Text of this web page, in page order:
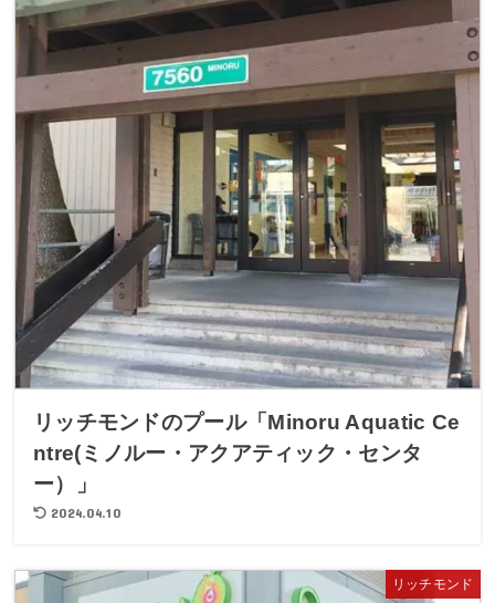
リッチモンドのプール「Minoru Aquatic Ce
ntre(ミノルー・アクアティック・センタ
ー）」
2024.04.10
リッチモンド